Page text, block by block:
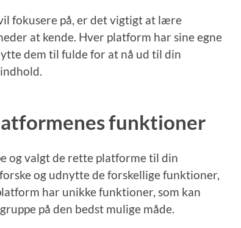
fokusere på, er det vigtigt at lære
at kende. Hver platform har sine egne
dem til fulde for at nå ud til din
funktioner
og valgt de rette platforme til din
og udnytte de forskellige funktioner,
har unikke funktioner, som kan
på den bedst mulige måde.